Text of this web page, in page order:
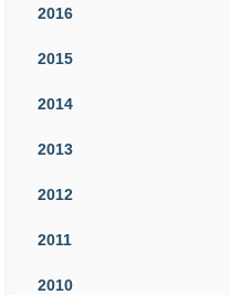
2016
2015
2014
2013
2012
2011
2010